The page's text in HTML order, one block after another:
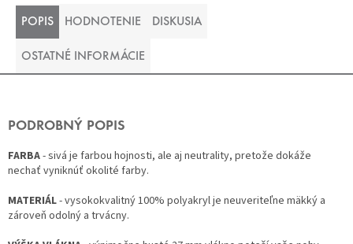
POPIS HODNOTENIE DISKUSIA
OSTATNÉ INFORMÁCIE
PODROBNÝ POPIS
FARBA- sivá je farbou hojnosti, ale aj neutrality, pretože dokáže
nechať vyniknúť okolité farby.
MATERIÁL- vysokokvalitný 100% polyakryl je neuveriteľne mäkký a
zároveň odolný a trvácny.